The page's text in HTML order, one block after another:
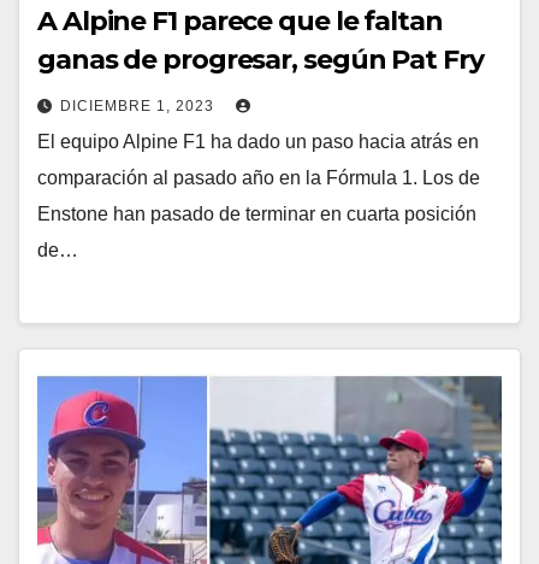
A Alpine F1 parece que le faltan
ganas de progresar, según Pat Fry
DICIEMBRE 1, 2023
El equipo Alpine F1 ha dado un paso hacia atrás en
comparación al pasado año en la Fórmula 1. Los de
Enstone han pasado de terminar en cuarta posición
de…